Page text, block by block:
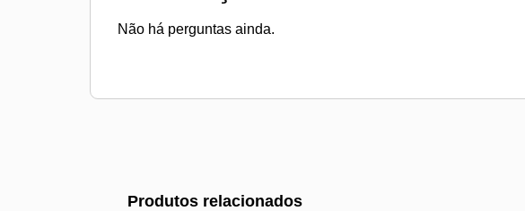
Não há perguntas ainda.
Produtos relacionados